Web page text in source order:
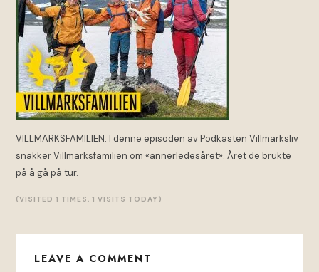
VILLMARKSFAMILIEN: I denne episoden av Podkasten Villmarksliv
snakker Villmarksfamilien om «annerledesåret». Året de brukte
på å gå på tur.
(VISITED 1 TIMES, 1 VISITS TODAY)
LEAVE A COMMENT